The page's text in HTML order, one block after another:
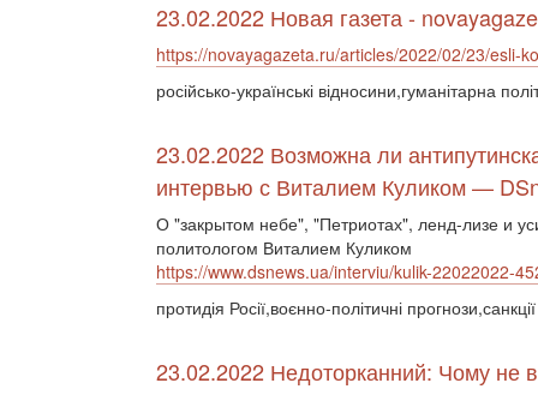
23.02.2022 Новая газета -
https://novayagazeta.ru/articles/2022/02/23/esli-
російсько-українські відносини,гуманітарна
23.02.2022 Возможна ли
интервью с Виталием Куликом —
О "закрытом небе", "Петриотах", ленд-лизе и
политологом Виталием Куликом
https://www.dsnews.ua/interviu/kulik-22022022-
протидія Росії,воєнно-політичні прогнози,санкції
23.02.2022 Недоторканний: Чому не